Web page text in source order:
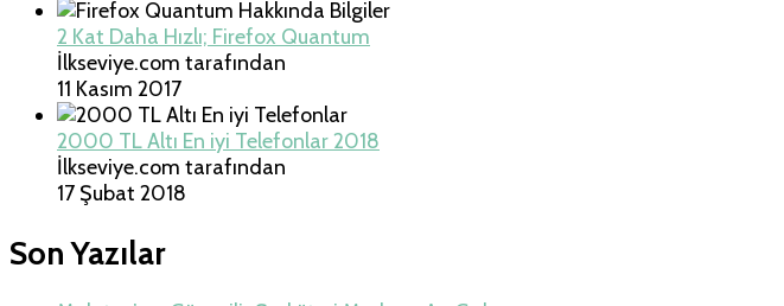
2 Kat Daha Hızlı; Firefox Quantum
İlkseviye.com tarafından
11 Kasım 2017
2000 TL Altı En iyi Telefonlar 2018
İlkseviye.com tarafından
17 Şubat 2018
Son Yazılar